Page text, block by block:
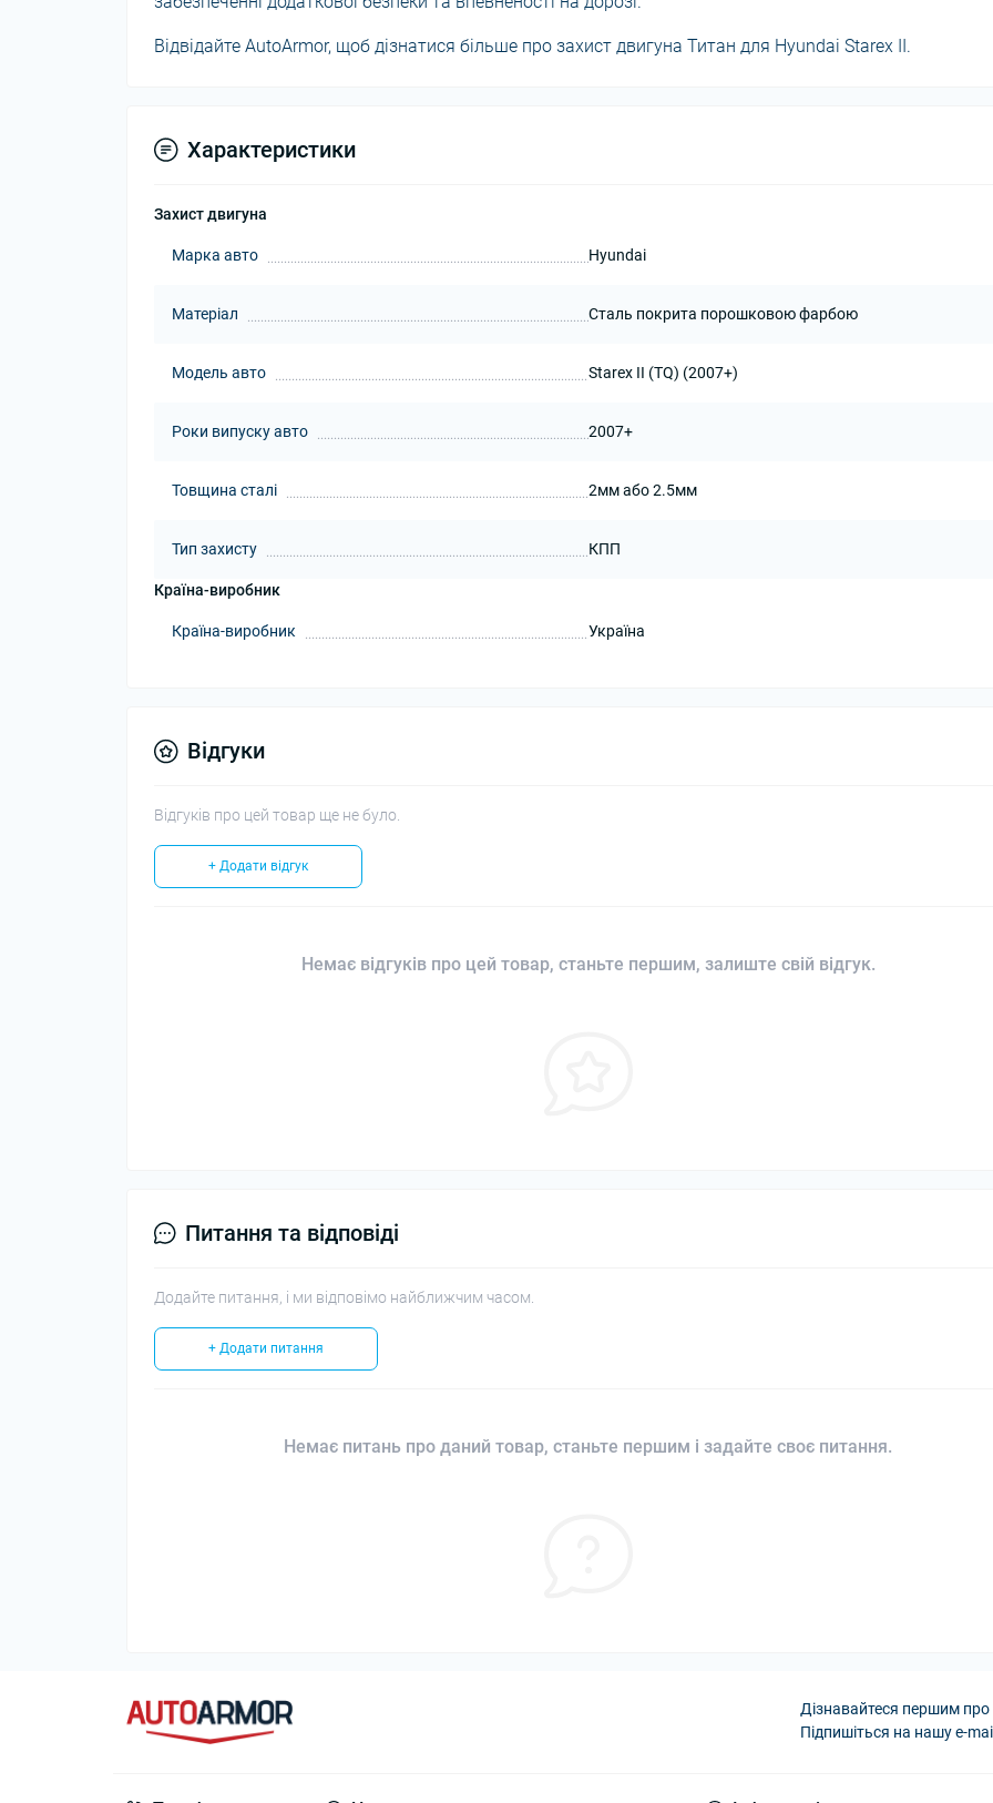
Відвідайте AutoArmor, щоб дізнатися більше про захист двигуна Титан для Hyundai Starex II.
Характеристики
Захист двигуна
Марка авто Hyundai
Матеріал Сталь покрита порошковою фарбою
Модель авто Starex II (TQ) (2007+)
Роки випуску авто 2007+
Товщина сталі 2мм або 2.5мм
Тип захисту КПП
Країна-виробник
Країна-виробник Україна
Відгуки
Відгуків про цей товар ще не було.
+ Додати відгук
Немає відгуків про цей товар, станьте першим, залиште свій відгук.
Питання та відповіді
Додайте питання, і ми відповімо найближчим часом.
+ Додати питання
Немає питань про даний товар, станьте першим і задайте своє питання.
Дізнавайтеся першим про
Підпишіться на нашу e-